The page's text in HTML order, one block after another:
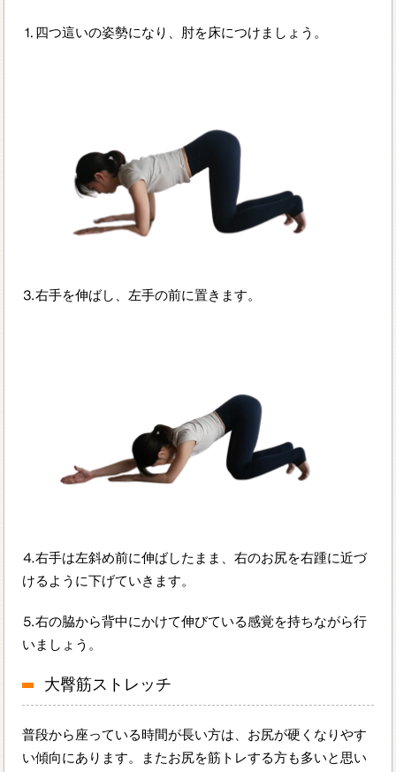
⒈四つ這いの姿勢になり、肘を床につけましょう。
⒊右手を伸ばし、左手の前に置きます。
⒋右手は左斜め前に伸ばしたまま、右のお尻を右踵に近づ
けるように下げていきます。
⒌右の脇から背中にかけて伸びている感覚を持ちながら行
いましょう。
大臀筋ストレッチ
普段から座っている時間が長い方は、お尻が硬くなりやす
い傾向にあります。またお尻を筋トレする方も多いと思い